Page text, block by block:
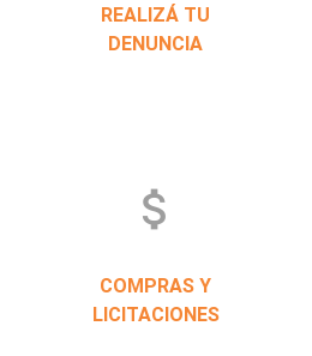
REALIZÁ TU
DENUNCIA
attach_money
COMPRAS Y
LICITACIONES